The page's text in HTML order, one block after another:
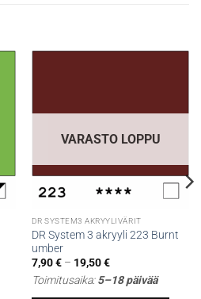
VARASTO LOPPU
DR SYSTEM3 AKRYYLIVÄRIT
DR System 3 akryyli 223 Burnt
umber
7,90€ – 19,50€Hintaluokka:
-
Toimitusaika:5–18 päivää